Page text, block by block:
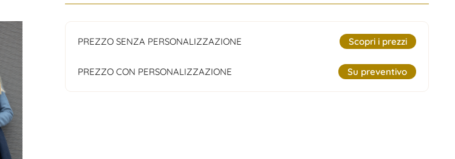
PREZZO SENZA PERSONALIZZAZIONE Scopri i prezzi
PREZZO CON PERSONALIZZAZIONE Su preventivo